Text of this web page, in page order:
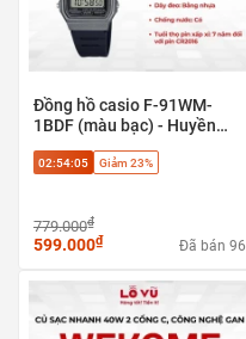
Đồng hồ casio F-91WM-
1BDF (màu bạc) - Huyền
Retro
02:54:04 Giảm 23%
779.000₫
599.000₫ Đã bán 96